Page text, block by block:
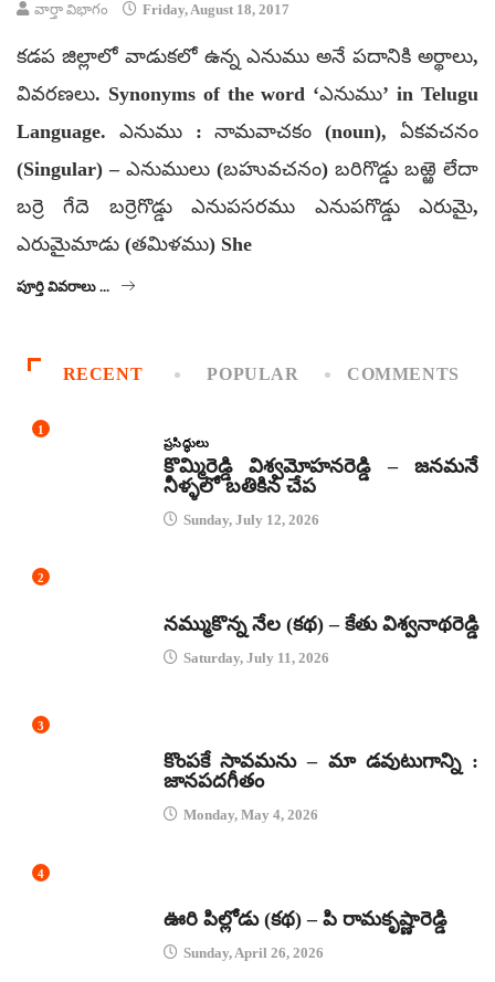
వార్తా విభాగం Friday, August 18, 2017
కడప జిల్లాలో వాడుకలో ఉన్న ఎనుము అనే పదానికి అర్థాలు,
వివరణలు. Synonyms of the word ‘ఎనుము’ in Telugu
Language. ఎనుము : నామవాచకం (noun), ఏకవచనం
(Singular) – ఎనుములు (బహువచనం) బరిగొడ్డు బఱ్ఱె లేదా
బర్రె గేదె బర్రెగొడ్డు ఎనుపసరము ఎనుపగొడ్డు ఎరుమై,
ఎరుమైమాడు (తమిళము) She
పూర్తి వివరాలు ...
RECENT POPULAR COMMENTS
1
ప్రసిద్ధులు
కొమ్మిరెడ్డి విశ్వమోహనరెడ్డి – జనమనే
నీళ్ళలో బతికిన చేప
Sunday, July 12, 2026
2
నమ్ముకొన్న నేల (కథ) – కేతు విశ్వనాథరెడ్డి
Saturday, July 11, 2026
3
కొంపకే సావమను – మా డవుటుగాన్ని :
జానపదగీతం
Monday, May 4, 2026
4
ఊరి పిల్లోడు (కథ) – పి రామకృష్ణారెడ్డి
Sunday, April 26, 2026